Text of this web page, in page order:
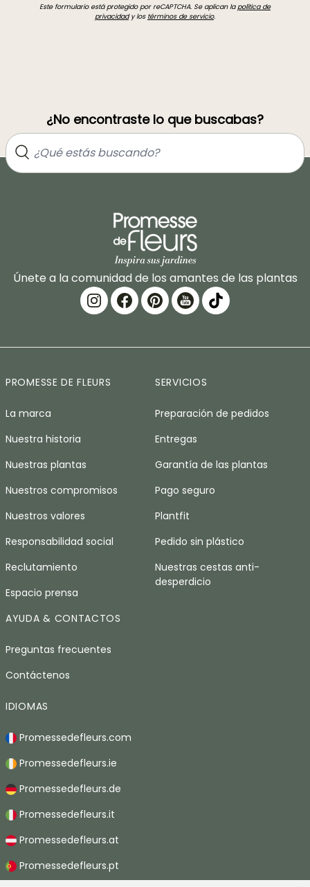
Este formulario está protegido por reCAPTCHA. Se aplican lapolítica de
privacidady los términos de servicio.
¿No encontraste lo que buscabas?
Únete a la comunidad de los amantes de las plantas
PROMESSE DE FLEURS
La marca
Nuestra historia
Nuestras plantas
Nuestros compromisos
Nuestros valores
Responsabilidad social
Reclutamiento
Espacio prensa
SERVICIOS
Preparación de pedidos
Entregas
Garantía de las plantas
Pago seguro
Plantfit
Pedido sin plástico
Nuestras cestas anti-
desperdicio
AYUDA & CONTACTOS
Preguntas frecuentes
Contáctenos
IDIOMAS
Promessedefleurs.com
Promessedefleurs.ie
Promessedefleurs.de
Promessedefleurs.it
Promessedefleurs.at
Promessedefleurs.pt